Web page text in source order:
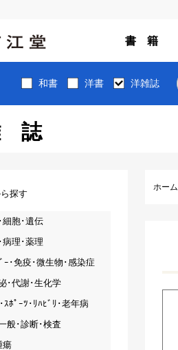
書 籍
和書 洋書 洋雑誌
誌
ホーム
探す
細胞･遺伝
病理･薬理
ｰ･免疫･微生物･感染症
･代謝･生化学
ｽﾎﾟｰﾂ･ﾘﾊﾋﾞﾘ･老年病
般･診断･検査
瘍